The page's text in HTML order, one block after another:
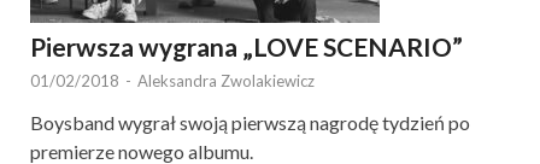
Pierwsza wygrana „LOVE SCENARIO”
01/02/2018 - Aleksandra Zwolakiewicz
Boysband wygrał swoją pierwszą nagrodę tydzień po
premierze nowego albumu.